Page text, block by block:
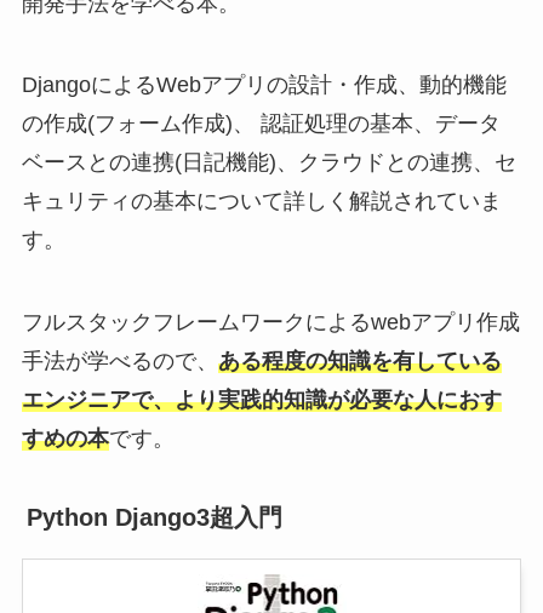
DjangoによるWebアプリの設計・作成、動的機能
の作成(フォーム作成)、 認証処理の基本、データ
ベースとの連携(日記機能)、クラウドとの連携、セ
キュリティの基本について詳しく解説されていま
す。
フルスタックフレームワークによるwebアプリ作成
手法が学べるので、 ある程度の知識を有している
エンジニアで、より実践的知識が必要な人におす
すめの本です。
Python Django3超入門